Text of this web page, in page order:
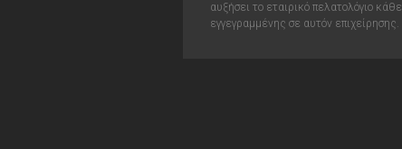
αυξήσει το εταιρικό πελατολόγιο κάθε
εγγεγραμμένης σε αυτόν επιχείρησης.